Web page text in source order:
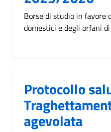
Borse di studio in favore
domestici e degli orfani
Protocollo
agevolata